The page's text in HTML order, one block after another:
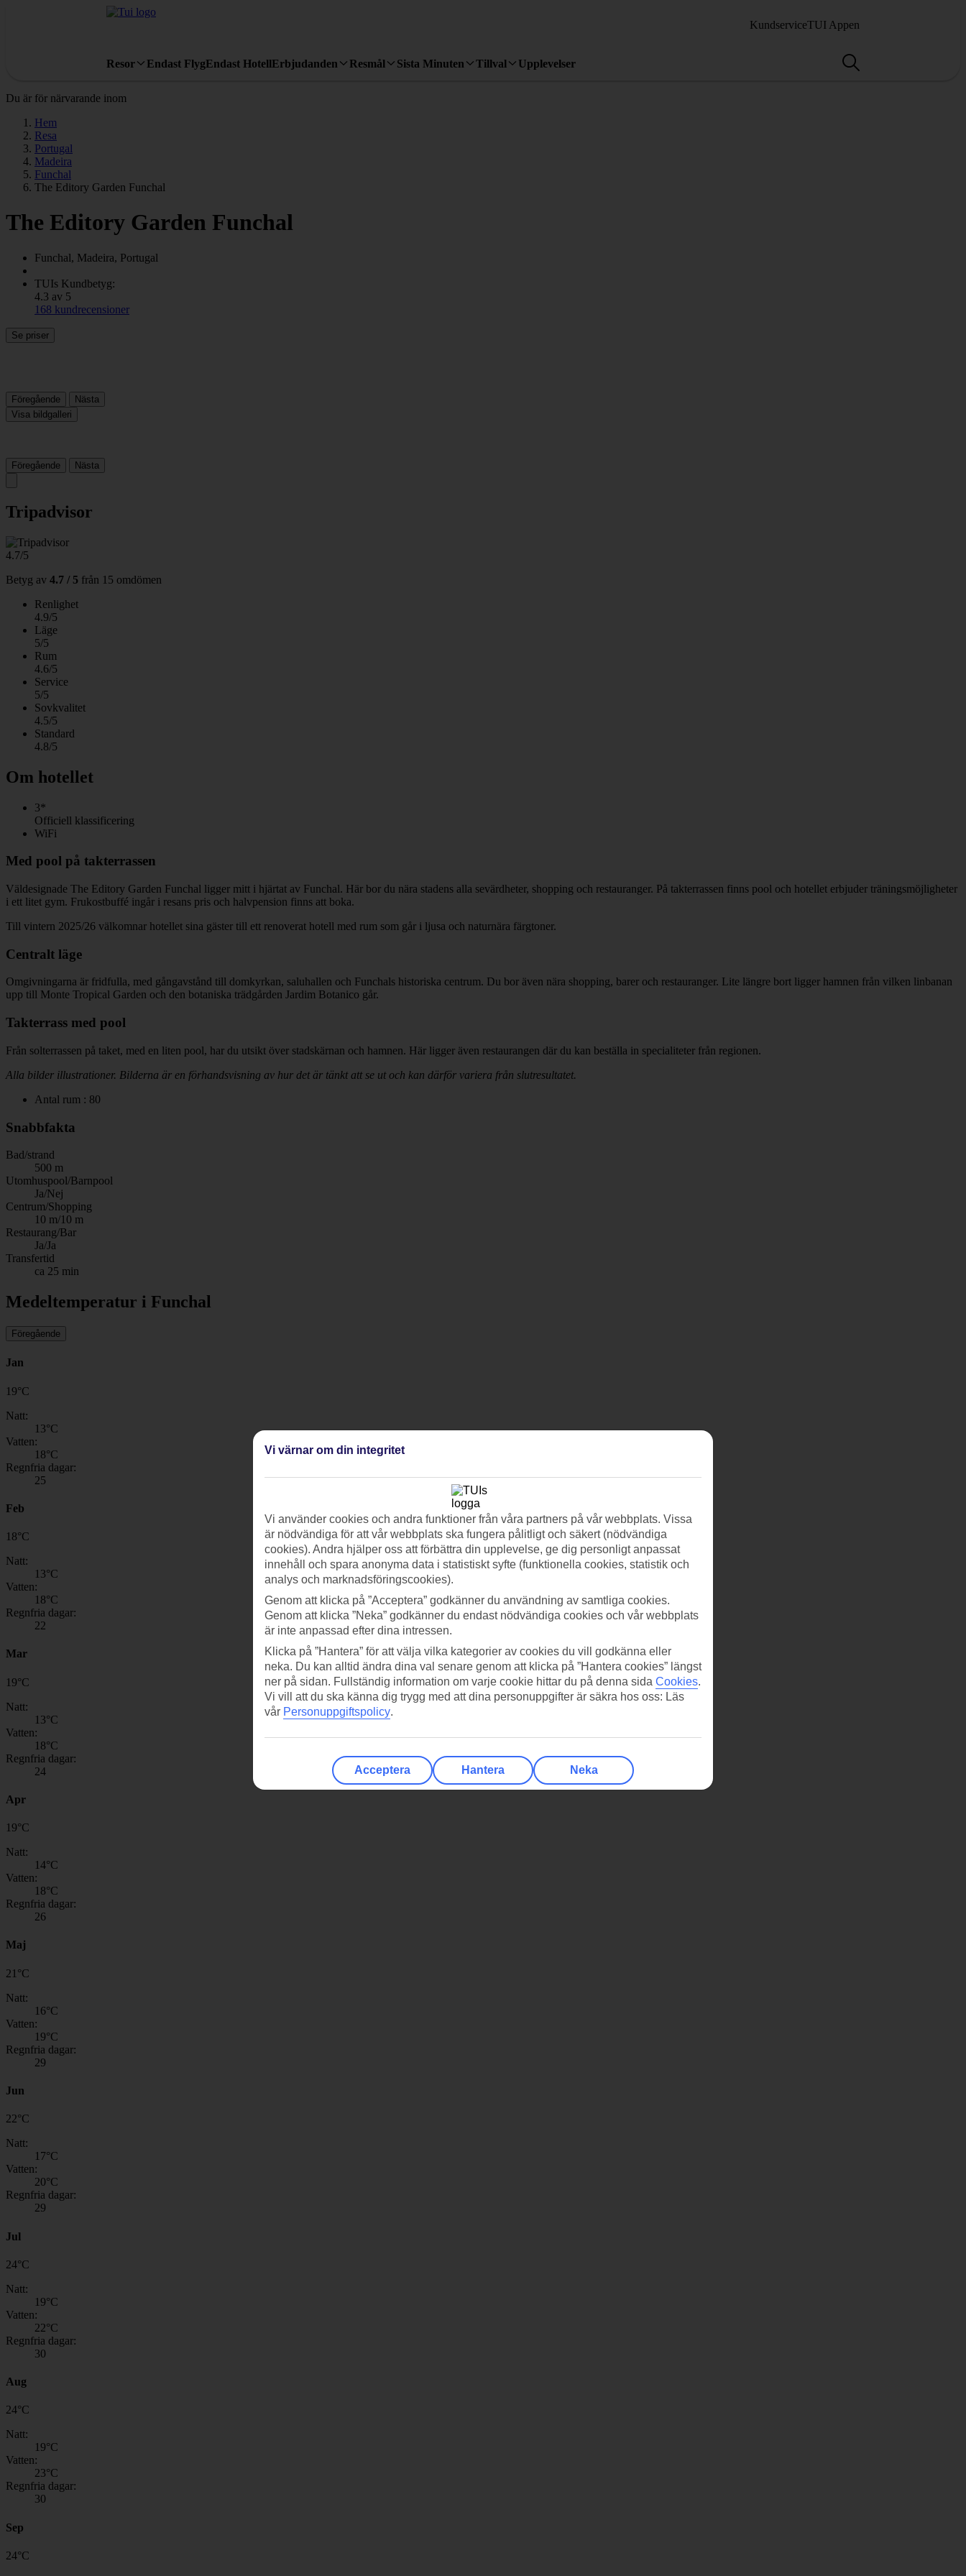
KundserviceTUI Appen
Resor Endast FlygEndast HotellErbjudanden Resmål Sista Minuten Tillval Upplevelser
Du är för närvarande inom
Hem
Resa
Portugal
Madeira
Funchal
The Editory Garden Funchal
The Editory Garden Funchal
Funchal, Madeira, Portugal
TUIs Kundbetyg:
4.3 av 5
168 kundrecensioner
Se priser
Föregående
Nästa
Visa bildgalleri
Föregående Nästa
Tripadvisor
4.7/5
Betyg av 4.7 / 5 från 15 omdömen
Renlighet
4.9/5
Läge
5/5
Rum
4.6/5
Service
5/5
Sovkvalitet
4.5/5
Standard
4.8/5
Om hotellet
3*
Officiell klassificering
WiFi
Med pool på takterrassen
Väldesignade The Editory Garden Funchal ligger mitt i hjärtat av Funchal. Här bor du nära stadens alla sevärdheter, shopping och restauranger. På takterrassen finns pool och hotellet erbjuder träningsmöjligheter
i ett litet gym. Frukostbuffé ingår i resans pris och halvpension finns att boka.
Till vintern 2025/26 välkomnar hotellet sina gäster till ett renoverat hotell med rum som går i ljusa och naturnära färgtoner.
Centralt läge
Omgivningarna är fridfulla, med gångavstånd till domkyrkan, saluhallen och Funchals historiska centrum. Du bor även nära shopping, barer och restauranger. Lite längre bort ligger hamnen från vilken linbanan
upp till Monte Tropical Garden och den botaniska trädgården Jardim Botanico går.
Takterrass med pool
Från solterrassen på taket, med en liten pool, har du utsikt över stadskärnan och hamnen. Här ligger även restaurangen där du kan beställa in specialiteter från regionen.
Alla bilder illustrationer. Bilderna är en förhandsvisning av hur det är tänkt att se ut och kan därför variera från slutresultatet.
Antal rum : 80
Snabbfakta
Bad/strand
500 m
Utomhuspool/Barnpool
Ja/Nej
Centrum/Shopping
10 m/10 m
Restaurang/Bar
Ja/Ja
Transfertid
ca 25 min
Medeltemperatur i Funchal
Föregående
Jan
19°C
Natt:
13°C
Vatten:
18°C
Regnfria dagar:
25
Feb
18°C
Natt:
13°C
Vatten:
18°C
Regnfria dagar:
22
Mar
19°C
Natt:
13°C
Vatten:
18°C
Regnfria dagar:
24
Apr
19°C
Natt:
14°C
Vatten:
18°C
Regnfria dagar:
26
Maj
21 °C
Natt:
16°C
Vatten:
19°C
Regnfria dagar:
29
Jun
22°C
Natt:
17°C
Vatten:
20°C
Regnfria dagar:
29
Jul
24°C
Natt:
19°C
Vatten:
22°C
Regnfria dagar:
30
Aug
24°C
Natt:
19°C
Vatten:
23°C
Regnfria dagar:
30
Sep
24°C
Vi värnar om din integritet
Vi använder cookies och andra funktioner från våra partners på vår webbplats. Vissa
är nödvändiga för att vår webbplats ska fungera pålitligt och säkert (nödvändiga
cookies). Andra hjälper oss att förbättra din upplevelse, ge dig personligt anpassat
innehåll och spara anonyma data i statistiskt syfte (funktionella cookies, statistik och
analys och marknadsföringscookies).
Genom att klicka på ”Acceptera” godkänner du användning av samtliga cookies.
Genom att klicka ”Neka” godkänner du endast nödvändiga cookies och vår webbplats
är inte anpassad efter dina intressen.
Klicka på ”Hantera” för att välja vilka kategorier av cookies du vill godkänna eller
neka. Du kan alltid ändra dina val senare genom att klicka på ”Hantera cookies” längst
ner på sidan. Fullständig information om varje cookie hittar du på denna sida Cookies.
Vi vill att du ska känna dig trygg med att dina personuppgifter är säkra hos oss: Läs
vår Personuppgiftspolicy.
Acceptera Hantera Neka